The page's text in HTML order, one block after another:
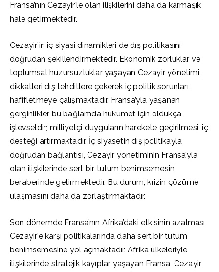
Fransa’nın Cezayir’le olan ilişkilerini daha da karmaşık
hale getirmektedir.
Cezayir’in iç siyasi dinamikleri de dış politikasını
doğrudan şekillendirmektedir. Ekonomik zorluklar ve
toplumsal huzursuzluklar yaşayan Cezayir yönetimi,
dikkatleri dış tehditlere çekerek iç politik sorunları
hafifletmeye çalışmaktadır. Fransa’yla yaşanan
gerginlikler bu bağlamda hükümet için oldukça
işlevseldir; milliyetçi duyguların harekete geçirilmesi, iç
desteği artırmaktadır. İç siyasetin dış politikayla
doğrudan bağlantısı, Cezayir yönetiminin Fransa’yla
olan ilişkilerinde sert bir tutum benimsemesini
beraberinde getirmektedir. Bu durum, krizin çözüme
ulaşmasını daha da zorlaştırmaktadır.
Son dönemde Fransa’nın Afrika’daki etkisinin azalması,
Cezayir’e karşı politikalarında daha sert bir tutum
benimsemesine yol açmaktadır. Afrika ülkeleriyle
ilişkilerinde stratejik kayıplar yaşayan Fransa, Cezayir